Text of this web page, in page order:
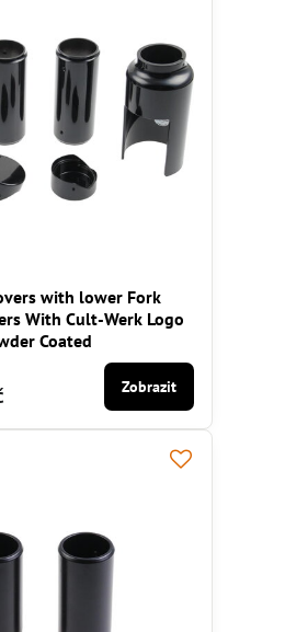
with lower Fork
With Cult-Werk Logo
Coated
Zobrazit